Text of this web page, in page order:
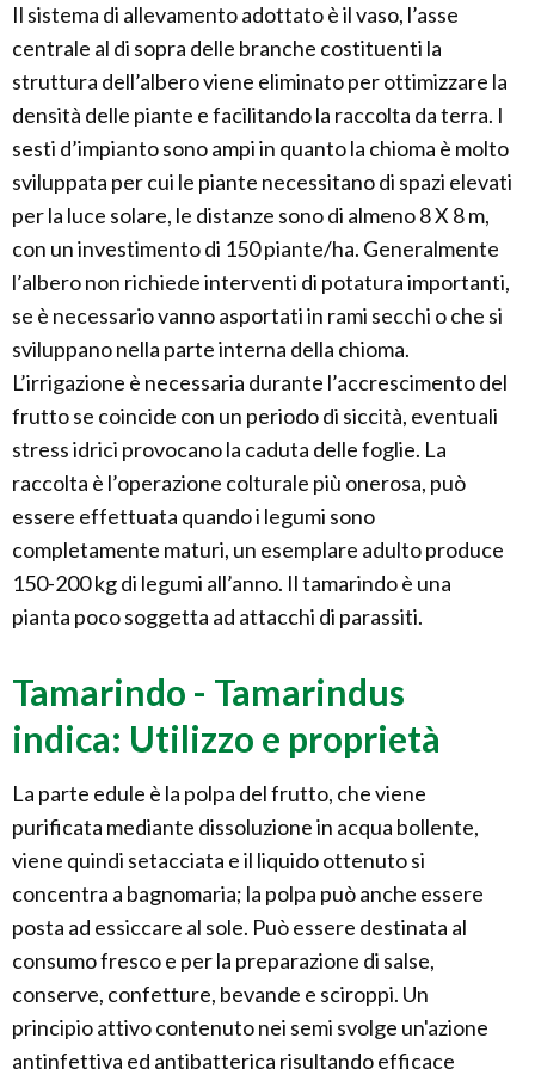
Il sistema di allevamento adottato è il vaso, l’asse
centrale al di sopra delle branche costituenti la
struttura dell’albero viene eliminato per ottimizzare la
densità delle piante e facilitando la raccolta da terra. I
sesti d’impianto sono ampi in quanto la chioma è molto
sviluppata per cui le piante necessitano di spazi elevati
per la luce solare, le distanze sono di almeno 8 X 8 m,
con un investimento di 150 piante/ha. Generalmente
l’albero non richiede interventi di potatura importanti,
se è necessario vanno asportati in rami secchi o che si
sviluppano nella parte interna della chioma.
L’irrigazione è necessaria durante l’accrescimento del
frutto se coincide con un periodo di siccità, eventuali
stress idrici provocano la caduta delle foglie. La
raccolta è l’operazione colturale più onerosa, può
essere effettuata quando i legumi sono
completamente maturi, un esemplare adulto produce
150-200 kg di legumi all’anno. Il tamarindo è una
pianta poco soggetta ad attacchi di parassiti.
Tamarindo - Tamarindus
indica: Utilizzo e proprietà
La parte edule è la polpa del frutto, che viene
purificata mediante dissoluzione in acqua bollente,
viene quindi setacciata e il liquido ottenuto si
concentra a bagnomaria; la polpa può anche essere
posta ad essiccare al sole. Può essere destinata al
consumo fresco e per la preparazione di salse,
conserve, confetture, bevande e sciroppi. Un
principio attivo contenuto nei semi svolge un'azione
antinfettiva ed antibatterica risultando efficace